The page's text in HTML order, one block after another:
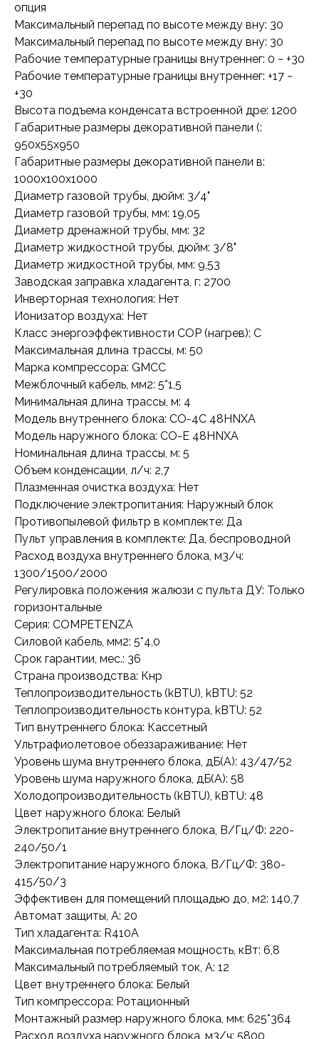
опция
Максимальный перепад по высоте между вну: 30
Максимальный перепад по высоте между вну: 30
Рабочие температурные границы внутреннег: 0 ~ +30
Рабочие температурные границы внутреннег: +17 ~
+30
Высота подъема конденсата встроенной дре: 1200
Габаритные размеры декоративной панели (:
950x55x950
Габаритные размеры декоративной панели в:
1000x100x1000
Диаметр газовой трубы, дюйм: 3/4"
Диаметр газовой трубы, мм: 19,05
Диаметр дренажной трубы, мм: 32
Диаметр жидкостной трубы, дюйм: 3/8"
Диаметр жидкостной трубы, мм: 9,53
Заводская заправка хладагента, г: 2700
Инверторная технология: Нет
Ионизатор воздуха: Нет
Класс энергоэффективности COP (нагрев): C
Максимальная длина трассы, м: 50
Марка компрессора: GMCC
Межблочный кабель, мм2: 5*1,5
Минимальная длина трассы, м: 4
Модель внутреннего блока: CO-4C 48HNXA
Модель наружного блока: CO-E 48HNXA
Номинальная длина трассы, м: 5
Объем конденсации, л/ч: 2,7
Плазменная очистка воздуха: Нет
Подключение электропитания: Наружный блок
Противопылевой фильтр в комплекте: Да
Пульт управления в комплекте: Да, беспроводной
Расход воздуха внутреннего блока, м3/ч:
1300/1500/2000
Регулировка положения жалюзи с пульта ДУ: Только
горизонтальные
Серия: COMPETENZA
Силовой кабель, мм2: 5*4,0
Срок гарантии, мес.: 36
Страна производства: Кнр
Теплопроизводительность (kBTU), kBTU: 52
Теплопроизводительность контура, kBTU: 52
Тип внутреннего блока: Кассетный
Ультрафиолетовое обеззараживание: Нет
Уровень шума внутреннего блока, дБ(А): 43/47/52
Уровень шума наружного блока, дБ(А): 58
Холодопроизводительность (kBTU), kBTU: 48
Цвет наружного блока: Белый
Электропитание внутреннего блока, В/Гц/Ф: 220-
240/50/1
Электропитание наружного блока, В/Гц/Ф: 380-
415/50/3
Эффективен для помещений площадью до, м2: 140,7
Автомат защиты, А: 20
Тип хладагента: R410A
Максимальная потребляемая мощность, кВт: 6,8
Максимальный потребляемый ток, А: 12
Цвет внутреннего блока: Белый
Тип компрессора: Ротационный
Монтажный размер наружного блока, мм: 625*364
Расход воздуха наружного блока, м3/ч: 5800